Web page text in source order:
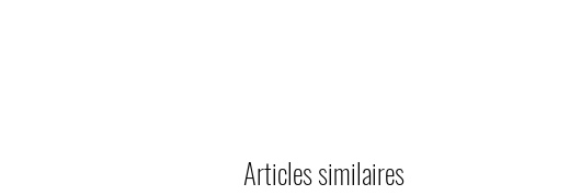
Articles similaires